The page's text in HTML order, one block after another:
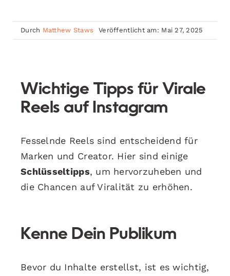
Durch Matthew Staws Veröffentlicht am: Mai 27, 2025
Wichtige Tipps für Virale
Reels auf Instagram
Fesselnde Reels sind entscheidend für
Marken und Creator. Hier sind einige
Schlüsseltipps, um hervorzuheben und
die Chancen auf Viralität zu erhöhen.
Kenne Dein Publikum
Bevor du Inhalte erstellst, ist es wichtig,